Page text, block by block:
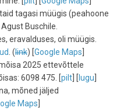
tagasi müügis (peahoone
Buschile.
eravalduses, oli müügis.
. (link) [Google Maps
2025 ettevõttele
6098 475. [pilt ] [ lugu
mõned jäljed
Maps